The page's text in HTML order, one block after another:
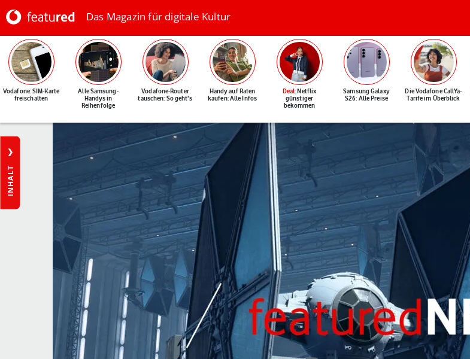
Das Magazin für digitale Kultur
Vodafone: SIM-Karte
freischalten
Alle Samsung-
Handys in
Reihenfolge
Vodafone-Router
tauschen: So geht's
Handy auf Raten
kaufen: Alle Infos
Deal: Netflix
günstiger
bekommen
Samsung Galaxy
S26: Alle Preise
Die Vodafone CallYa-
Tarife im Überblick
INHALT